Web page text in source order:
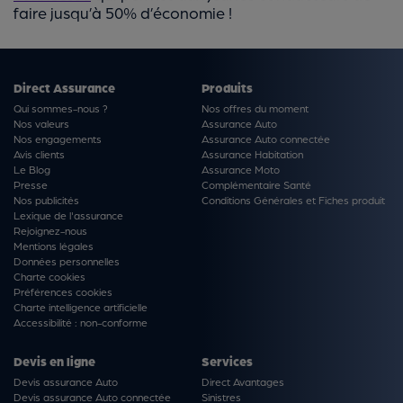
faire jusqu’à 50% d’économie !
Direct Assurance
Qui sommes-nous ?
Nos valeurs
Nos engagements
Avis clients
Le Blog
Presse
Nos publicités
Lexique de l'assurance
Rejoignez-nous
Mentions légales
Données personnelles
Charte cookies
Préférences cookies
Charte intelligence artificielle
Accessibilité : non-conforme
Produits
Nos offres du moment
Assurance Auto
Assurance Auto connectée
Assurance Habitation
Assurance Moto
Complémentaire Santé
Conditions Générales et Fiches produit
Devis en ligne
Devis assurance Auto
Devis assurance Auto connectée
Services
Direct Avantages
Sinistres